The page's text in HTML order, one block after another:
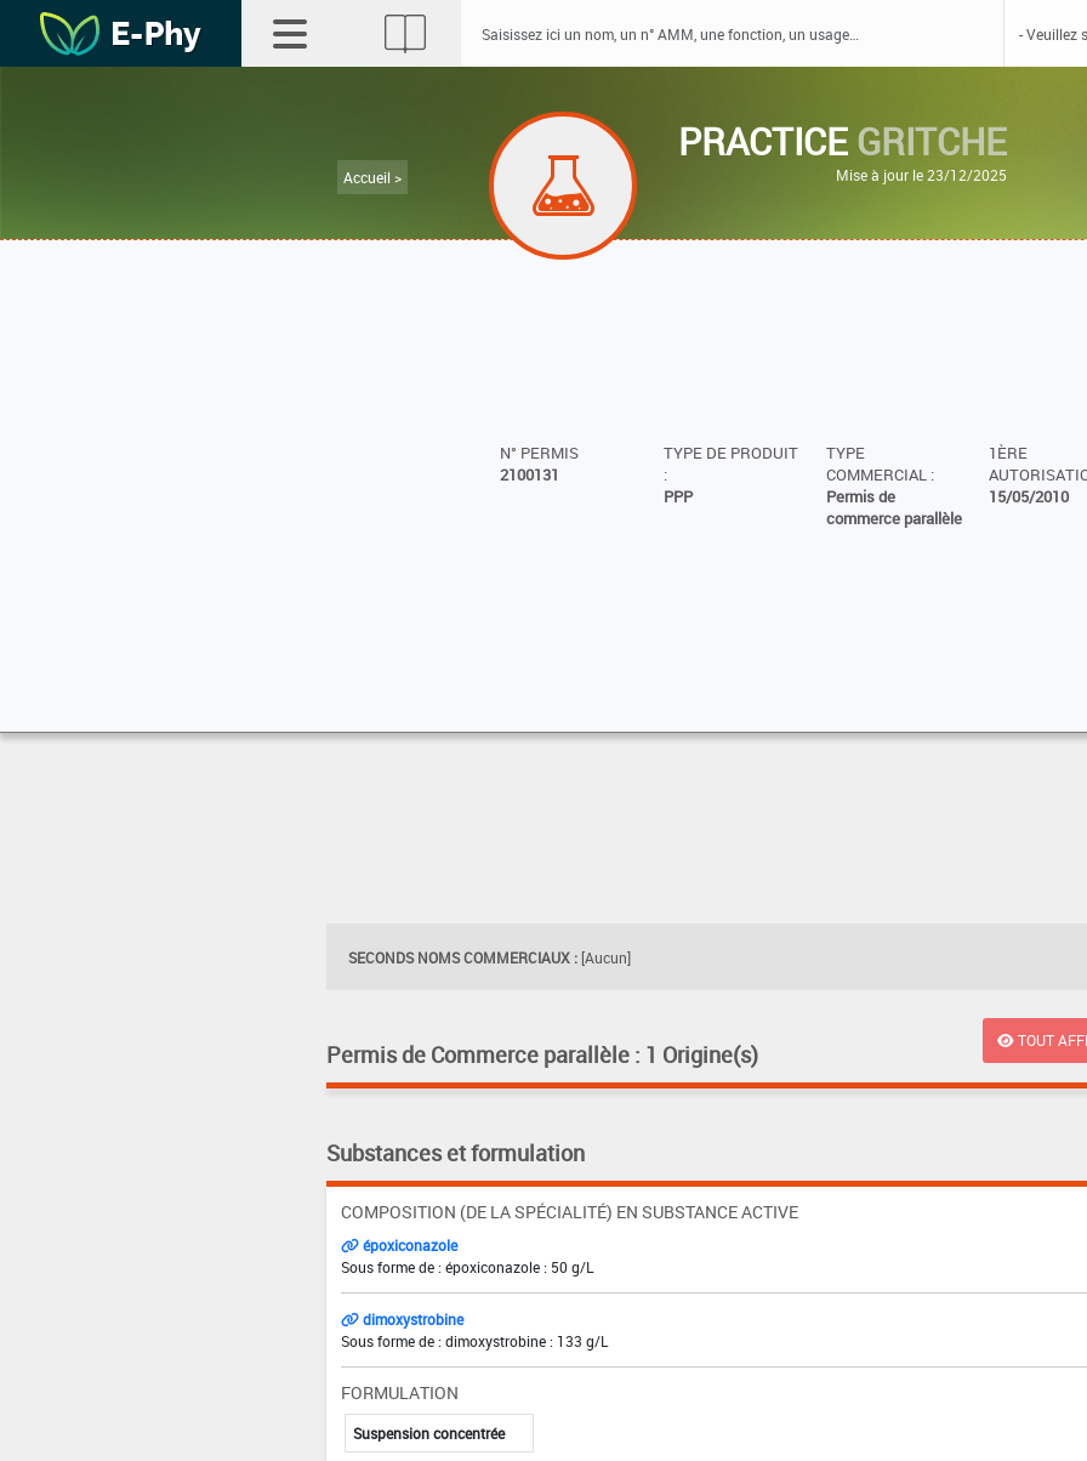
Accueil >
PRACTICEGRITCHE
Mise à jour le 23/12/2025
N° PERMIS
2100131
TYPE DE PRODUIT
:
PPP
TYPE
COMMERCIAL :
Permis de
commerce parallèle
1ÈRE
15/05/2010
SECONDS NOMS COMMERCIAUX : [Aucun]
Permis de Commerce parallèle : 1 Origine(s) TOUT
Substances et formulation
COMPOSITION (DE LA SPÉCIALITÉ) EN SUBSTANCE ACTIVE
époxiconazole
Sous forme de : époxiconazole : 50 g/L
dimoxystrobine
Sous forme de : dimoxystrobine : 133 g/L
FORMULATION
Suspension concentrée